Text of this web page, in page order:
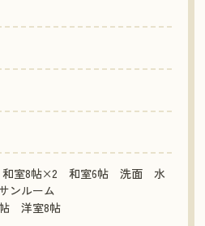
和室8帖×2 和室6帖 洗面 水
ルーム
洋室8帖